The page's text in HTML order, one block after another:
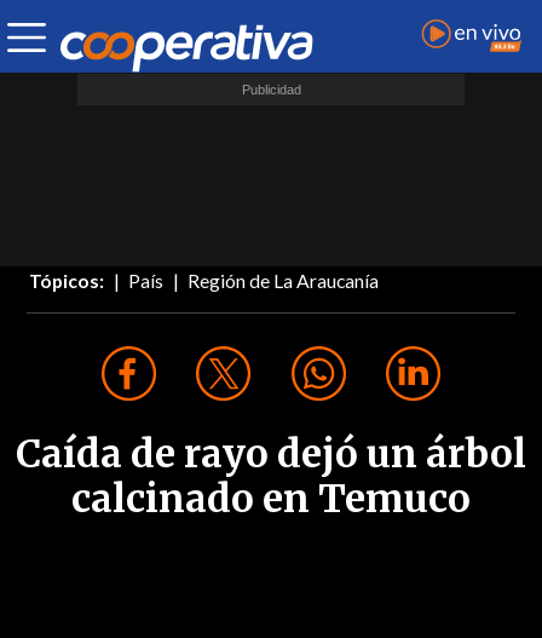
Tópicos: País Región de La Araucanía
Caída de rayo dejó un árbol
calcinado en Temuco